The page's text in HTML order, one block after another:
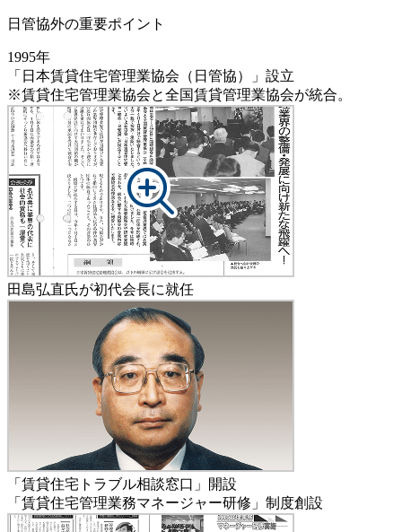
日管協外の重要ポイント
1995年
「日本賃貸住宅管理業協会（日管協）」設立
※賃貸住宅管理業協会と全国賃貸管理業協会が統合。
田島弘直氏が初代会長に就任
「賃貸住宅トラブル相談窓口」開設
「賃貸住宅管理業務マネージャー研修」制度創設